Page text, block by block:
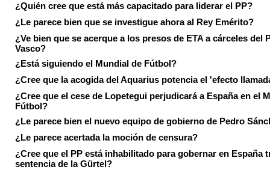
¿Quién cree que está más capacitado para liderar el PP?
¿Le parece bien que se investigue ahora al Rey Emérito?
¿Ve bien que se acerque a los presos de ETA a cárceles del
Vasco?
¿Está siguiendo el Mundial de Fútbol?
¿Cree que la acogida del Aquarius potencia el 'efecto
¿Cree que el cese de Lopetegui perjudicará a España en el
Fútbol?
¿Le parece bien el nuevo equipo de gobierno de Pedro
¿Le parece acertada la moción de censura?
¿Cree que el PP está inhabilitado para gobernar en España
sentencia de la Gürtel?